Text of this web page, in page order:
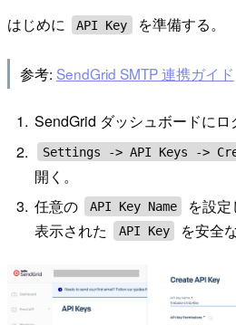
はじめに API Key を準備する。
参考: SendGrid SMTP 連携ガイド
SendGrid ダッシュボードにロ
Settings -> API Keys ->
開く。
任意の
API Key Name を設定
表示された
API Key を安全